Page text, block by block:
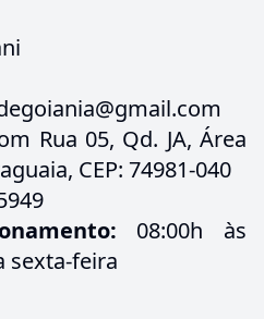
Rua 05, Qd. JA, Área
CEP: 74981-040
08:00h às
sexta-feira